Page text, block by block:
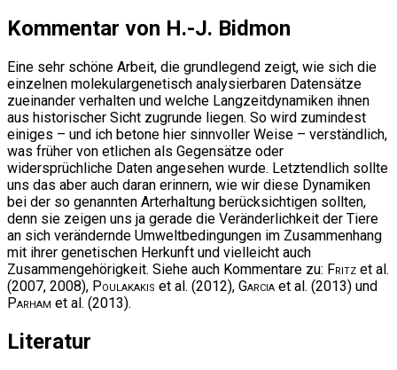
Kommentar von H.-J. Bidmon
Eine sehr schöne Arbeit, die grundlegend zeigt, wie sich die
einzelnen molekulargenetisch analysierbaren Datensätze
zueinander verhalten und welche Langzeitdynamiken ihnen
aus historischer Sicht zugrunde liegen. So wird zumindest
einiges – und ich betone hier sinnvoller Weise – verständlich,
was früher von etlichen als Gegensätze oder
widersprüchliche Daten angesehen wurde. Letztendlich sollte
uns das aber auch daran erinnern, wie wir diese Dynamiken
bei der so genannten Arterhaltung berücksichtigen sollten,
denn sie zeigen uns ja gerade die Veränderlichkeit der Tiere
an sich verändernde Umweltbedingungen im Zusammenhang
mit ihrer genetischen Herkunft und vielleicht auch
Zusammengehörigkeit. Siehe auch Kommentare zu: Fritz et al.
(2007, 2008), Poulakakis et al. (2012), Garcia et al. (2013) und
Parham et al. (2013).
Literatur